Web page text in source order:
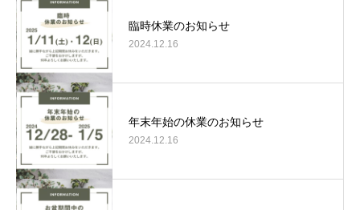
臨時休業のお知らせ
2024.12.16
年末年始の休業のお知らせ
2024.12.16